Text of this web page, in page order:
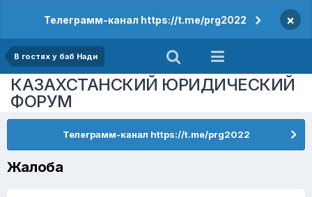
Телеграмм-канал https://t.me/prg2022 ×
В гостях у баб Нади
КАЗАХСТАНСКИЙ ЮРИДИЧЕСКИЙ
ФОРУМ
Телеграмм-канал https://t.me/prg2022
Жалоба